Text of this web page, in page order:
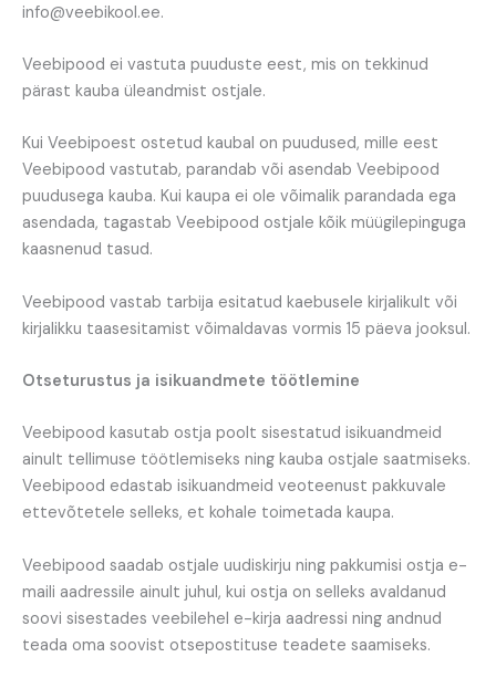
info@veebikool.ee.
Veebipood ei vastuta puuduste eest, mis on tekkinud
pärast kauba üleandmist ostjale.
Kui Veebipoest ostetud kaubal on puudused, mille eest
Veebipood vastutab, parandab või asendab Veebipood
puudusega kauba. Kui kaupa ei ole võimalik parandada ega
asendada, tagastab Veebipood ostjale kõik müügilepinguga
kaasnenud tasud.
Veebipood vastab tarbija esitatud kaebusele kirjalikult või
kirjalikku taasesitamist võimaldavas vormis 15 päeva jooksul.
Otseturustus ja isikuandmete töötlemine
Veebipood kasutab ostja poolt sisestatud isikuandmeid
ainult tellimuse töötlemiseks ning kauba ostjale saatmiseks.
Veebipood edastab isikuandmeid veoteenust pakkuvale
ettevõtetele selleks, et kohale toimetada kaupa.
Veebipood saadab ostjale uudiskirju ning pakkumisi ostja e-
maili aadressile ainult juhul, kui ostja on selleks avaldanud
soovi sisestades veebilehel e-kirja aadressi ning andnud
teada oma soovist otsepostituse teadete saamiseks.